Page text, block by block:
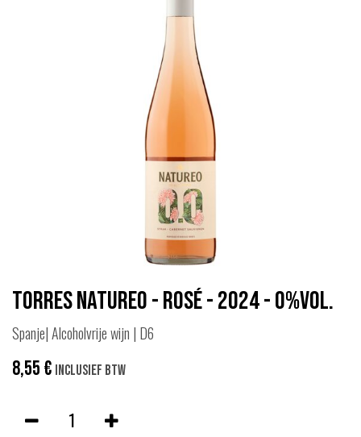
Torres Natureo - Rosé - 2024 - 0%vol.
Spanje| Alcoholvrije wijn | D6
8,55€ Inclusief btw